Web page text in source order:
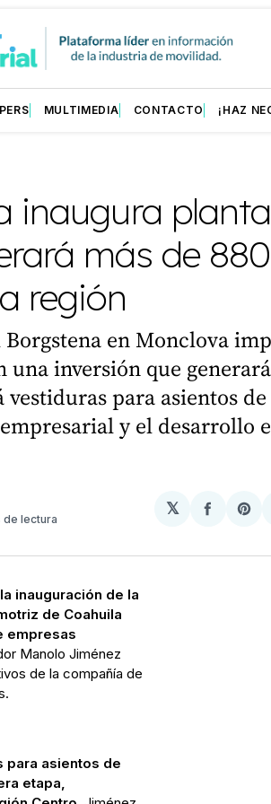
MULTIMEDIA CONTACTO ¡HAZ
inaugura
más de 880
región
en Monclova
inversión que
para asientos
y el desarrollo
de lectura
𝕏
inauguración de la
de Coahuila
empresas
Manolo Jiménez
de la compañía de
para asientos de
etapa,